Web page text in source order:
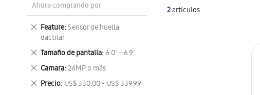
2artículos
Ahora comprando por
Feature Sensor de huella
dactilar
Eliminar
este
artículo
Tamaño de pantalla 6.0" - 6.9"
Eliminar
este
artículo
Camara 24MP o más
Eliminar
este
artículo
Precio US$ 330.00 - US$ 339.99
Eliminar